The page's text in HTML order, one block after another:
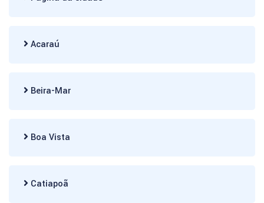
Acaraú
Beira-Mar
Boa Vista
Catiapoã